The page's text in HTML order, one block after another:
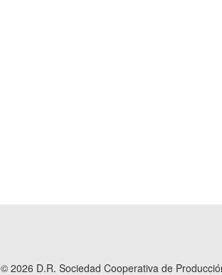
© 2026 D.R. Sociedad Cooperativa de